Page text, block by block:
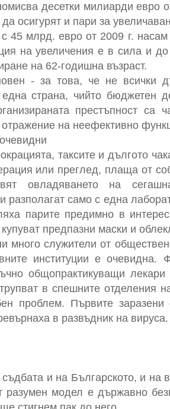
десетки милиарди евро
осигурят и пари за
45 млрд. евро от 2009 г.
на увеличения е в сила и
на 62-годишна възраст.
- за това, че не всички
страна, чийто бюджетен
престъпност са
на неефективно
таксите и дългото
или преглед, плаща от
овладяването на
разполагат само с една
парите предимно в
предпазни маски и
много служители от
институции е
общопрактикуващи
в спешните отделения
проблем. Първите
в развъдник на
и на Българското, и на
разумен модел е държавно